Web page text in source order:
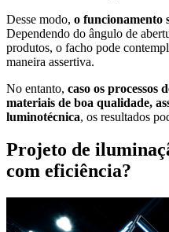
Desse modo, o funcionamento
Dependendo do ângulo de
produtos, o facho pode
maneira assertiva.
No entanto, caso os processos
materiais de boa qualidade,
luminotécnica, os resultados
Projeto de
com eficiência?